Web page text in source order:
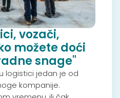
vozači,
možete doći
snage"
logistici jedan je od
kompanije.